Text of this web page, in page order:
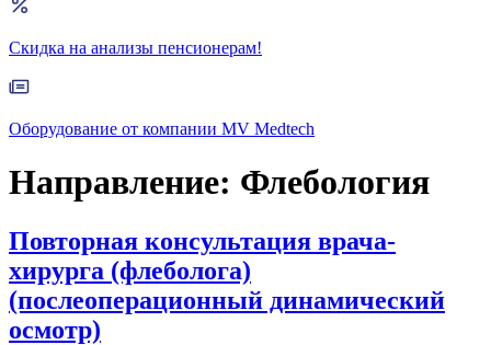
Скидка на анализы пенсионерам!
Оборудование от компании MV Medtech
Направление: Флебология
Повторная консультация врача-
хирурга (флеболога)
(послеоперационный динамический
осмотр)